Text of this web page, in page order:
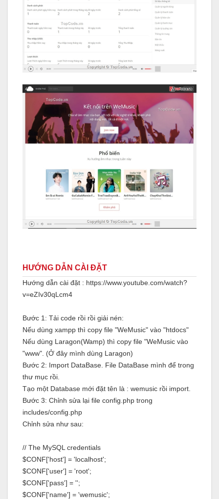
HƯỚNG DẪN CÀI ĐẶT
Hướng dẫn cài đặt : https://www.youtube.com/watch?
v=eZIv30qLcm4
Bước 1: Tải code rồi rồi giải nén:
Nếu dùng xampp thì copy file "WeMusic" vào "htdocs"
Nếu dùng Laragon(Wamp) thì copy file "WeMusic vào
"www". (Ở đây mình dùng Laragon)
Bước 2: Import DataBase. File DataBase mình để trong
thư mục rồi.
Tạo một Database mới đặt tên là : wemusic rồi import.
Bước 3: Chỉnh sửa lại file config.php trong
includes/config.php
Chỉnh sửa như sau:
// The MySQL credentials
$CONF['host'] = 'localhost';
$CONF['user'] = 'root';
$CONF['pass'] = '';
$CONF['name'] = 'wemusic';